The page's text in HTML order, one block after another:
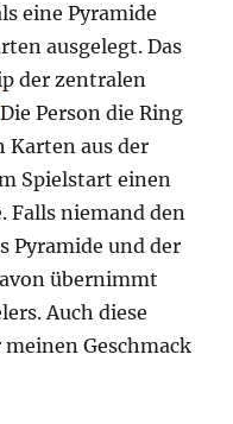
eine Pyramide
ausgelegt. Das
der zentralen
Person die Ring
Karten aus der
Spielstart einen
Falls niemand den
Pyramide und der
übernimmt
Auch diese
Geschmack